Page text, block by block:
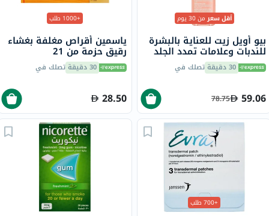
أقل سعرمن 30 يوم
بيو أويل زيت للعناية بالبشرة
للندبات وعلامات تمدد الجلد
وتفاوت لون البشرة 125 مل
30 دقيقة تصلك في
59.06
78.75
+1000 طلب
ياسمين أقراص مغلفة بغشاء
رقيق حزمة من 21
30 دقيقة تصلك في
28.50
+700 طلب